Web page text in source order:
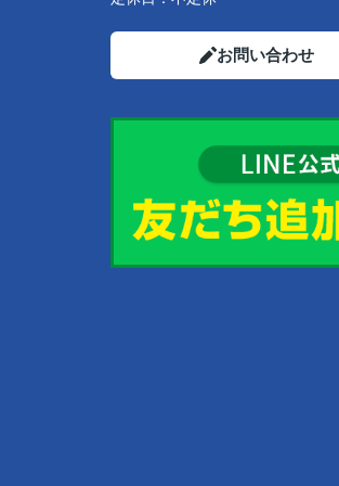
お問い合わせ